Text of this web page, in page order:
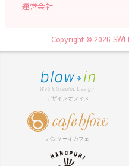
運営会社
Copyright © 2026